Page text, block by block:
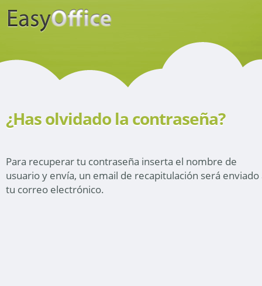
¿Has olvidado la contraseña?
Para recuperar tu contraseña inserta el nombre de
usuario y envía, un email de recapitulación será enviado
tu correo electrónico.